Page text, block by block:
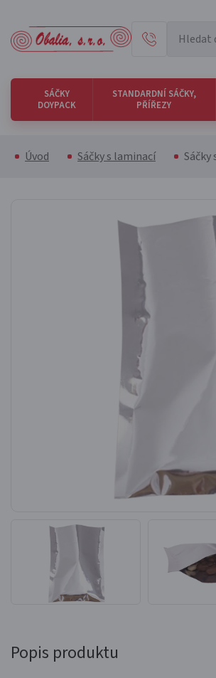
SÁČKY
DOYPACK
STANDARDNÍ SÁČKY,
PŘÍŘEZY
Úvod Sáčky s laminací
Popis produktu